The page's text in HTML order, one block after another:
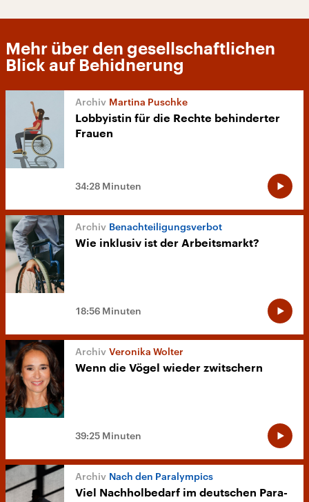
Mehr über den gesellschaftlichen
Blick auf Behidnerung
Martina Puschke
Lobbyistin für die Rechte behinderter
Frauen
34:28 Minuten
Benachteiligungsverbot
Wie inklusiv ist der Arbeitsmarkt?
18:56 Minuten
Veronika Wolter
Wenn die Vögel wieder zwitschern
39:25 Minuten
Nach den Paralympics
Viel Nachholbedarf im deutschen Para-